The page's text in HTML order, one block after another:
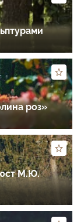
роз»
М.Ю.